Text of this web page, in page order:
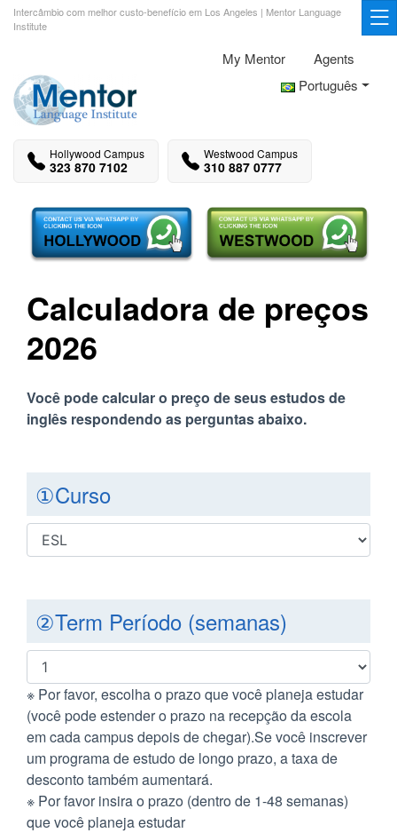
Intercâmbio com melhor custo-benefício em Los Angeles | Mentor Language
Institute
My Mentor
Agents
Português
Hollywood Campus
323 870 7102
Westwood Campus
310 887 0777
Calculadora de preços
2026
Você pode calcular o preço de seus estudos de
inglês respondendo as perguntas abaixo.
①Curso
②Term Período (semanas)
※ Por favor, escolha o prazo que você planeja estudar
(você pode estender o prazo na recepção da escola
em cada campus depois de chegar).Se você inscrever
um programa de estudo de longo prazo, a taxa de
desconto também aumentará.
※ Por favor insira o prazo (dentro de 1-48 semanas)
que você planeja estudar